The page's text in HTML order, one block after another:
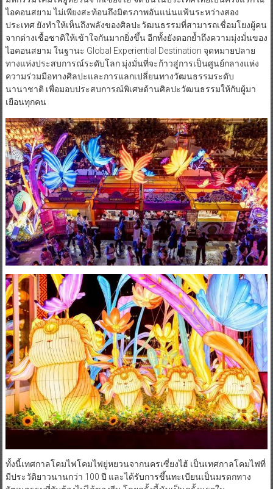
ไอคอนสยาม ไม่เพียงสะท้อนถึงมิตรภาพอันแน่นแฟ้นระหว่างสอง
ประเทศ ยังทำให้เห็นถึงพลังของศิลปะวัฒนธรรมที่สามารถเชื่อมโยงผู้คน
จากต่างเชื้อชาติให้เข้าใจกันมากยิ่งขึ้น อีกทั้งยังตอกย้ำถึงความมุ่งมั่นของ
ไอคอนสยาม ในฐานะ Global Experiential Destination จุดหมายปลาย
ทางแห่งประสบการณ์ระดับโลก มุ่งมั่นที่จะก้าวสู่การเป็นศูนย์กลางแห่ง
ความร่วมมือทางศิลปะและการแลกเปลี่ยนทางวัฒนธรรมระดับ
นานาชาติ เพื่อมอบประสบการณ์พิเศษด้านศิลปะวัฒนธรรมให้กับผู้มา
เยือนทุกคน
ทั้งนี้เทศกาลโคมไฟโคมไฟยู่หยวนจากนครเซี่ยงไฮ้ เป็นเทศกาลโคมไฟที่
มีประวัติยาวนานกว่า 100 ปี และได้รับการขึ้นทะเบียนเป็นมรดกทาง